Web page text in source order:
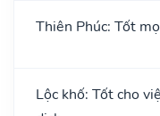
Thiên Phúc: Tốt
Lộc khố: Tốt cho